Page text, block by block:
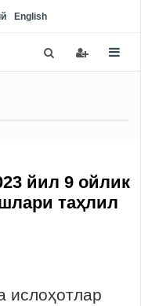
English
йил 9 ойлик
таҳлил
ислоҳотлар